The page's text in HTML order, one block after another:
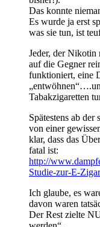
Das konnte
Es wurde ja erst
was sie tun, ist
Jeder, der Nikotin
auf die Gegner
funktioniert, eine
Tabakzigaretten
Spätestens ab der
von einer
klar, dass das
fatal ist:
http://
Studie-zur-E-
Ich glaube, es
davon waren
Der Rest zielte